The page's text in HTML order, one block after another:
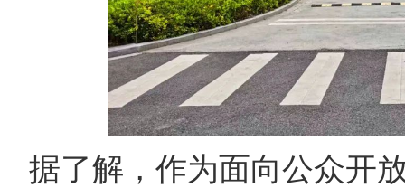
据了解，作为面向公众开